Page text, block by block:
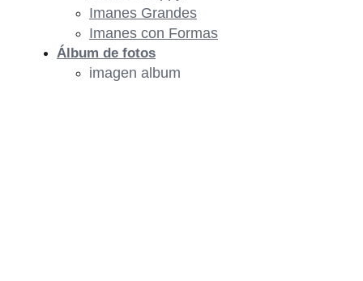
Imanes Grandes
Imanes con Formas
Álbum de fotos
imagen album